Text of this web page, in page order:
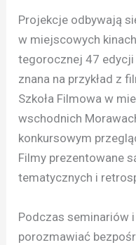
Projekcje odbywają
w miejscowych
tegorocznej 47 edycji
znana na przykład z
Szkoła Filmowa w
wschodnich
konkursowym
Filmy prezentowane
tematycznych i
Podczas seminariów
porozmawiać